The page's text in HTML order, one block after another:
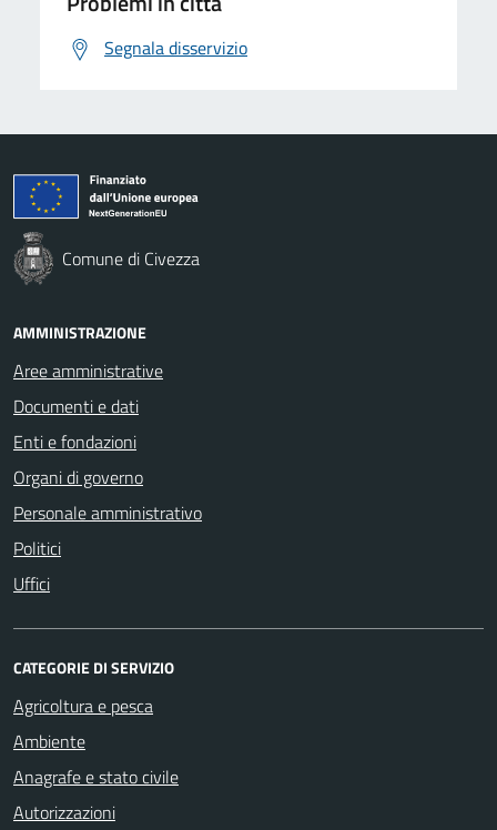
Segnala disservizio
Comune di Civezza
AMMINISTRAZIONE
Aree amministrative
Documenti e dati
Enti e fondazioni
Organi di governo
Personale amministrativo
Politici
Uffici
CATEGORIE DI SERVIZIO
Agricoltura e pesca
Ambiente
Anagrafe e stato civile
Autorizzazioni